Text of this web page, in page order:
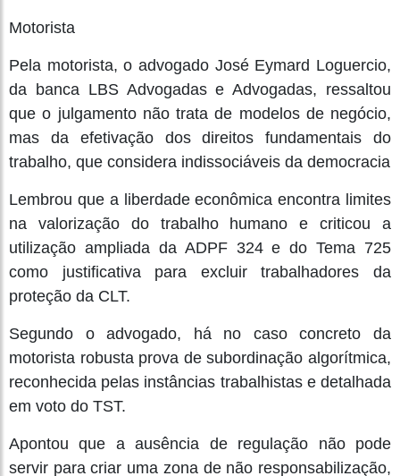
Motorista
Pela motorista, o advogado José Eymard Loguercio,
da banca LBS Advogadas e Advogadas, ressaltou
que o julgamento não trata de modelos de negócio,
mas da efetivação dos direitos fundamentais do
trabalho, que considera indissociáveis da democracia
Lembrou que a liberdade econômica encontra limites
na valorização do trabalho humano e criticou a
utilização ampliada da ADPF 324 e do Tema 725
como justificativa para excluir trabalhadores da
proteção da CLT.
Segundo o advogado, há no caso concreto da
motorista robusta prova de subordinação algorítmica,
reconhecida pelas instâncias trabalhistas e detalhada
em voto do TST.
Apontou que a ausência de regulação não pode
servir para criar uma zona de não responsabilização,